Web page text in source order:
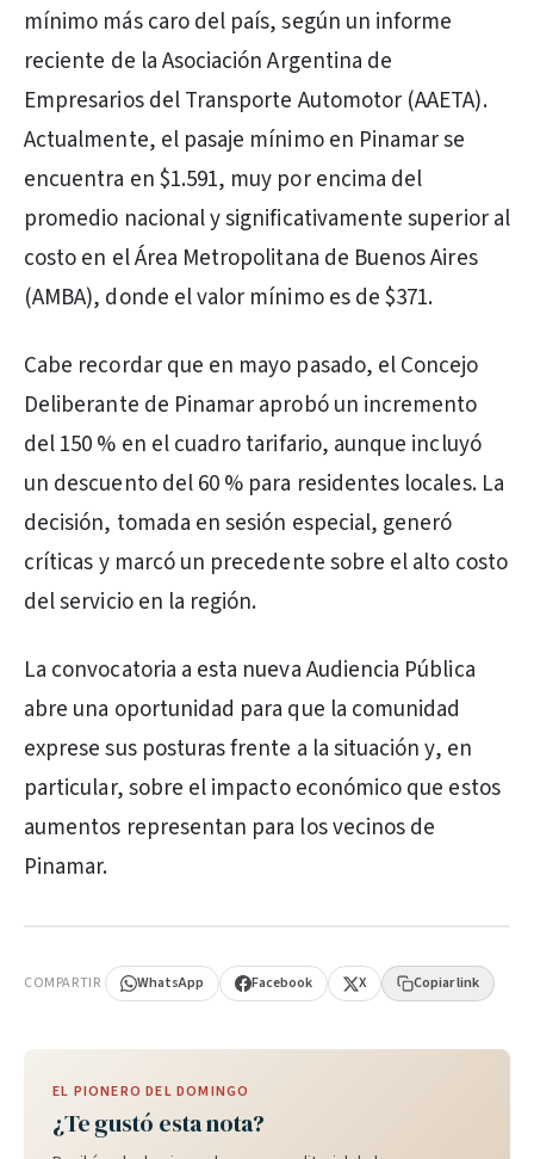
mínimo más caro del país, según un informe
reciente de la Asociación Argentina de
Empresarios del Transporte Automotor (AAETA).
Actualmente, el pasaje mínimo en Pinamar se
encuentra en $1.591, muy por encima del
promedio nacional y significativamente superior al
costo en el Área Metropolitana de Buenos Aires
(AMBA), donde el valor mínimo es de $371.
Cabe recordar que en mayo pasado, el Concejo
Deliberante de Pinamar aprobó un incremento
del 150 % en el cuadro tarifario, aunque incluyó
un descuento del 60 % para residentes locales. La
decisión, tomada en sesión especial, generó
críticas y marcó un precedente sobre el alto costo
del servicio en la región.
La convocatoria a esta nueva Audiencia Pública
abre una oportunidad para que la comunidad
exprese sus posturas frente a la situación y, en
particular, sobre el impacto económico que estos
aumentos representan para los vecinos de
Pinamar.
COMPARTIR WhatsApp Facebook X Copiar link
EL PIONERO DEL DOMINGO
¿Te gustó esta nota?